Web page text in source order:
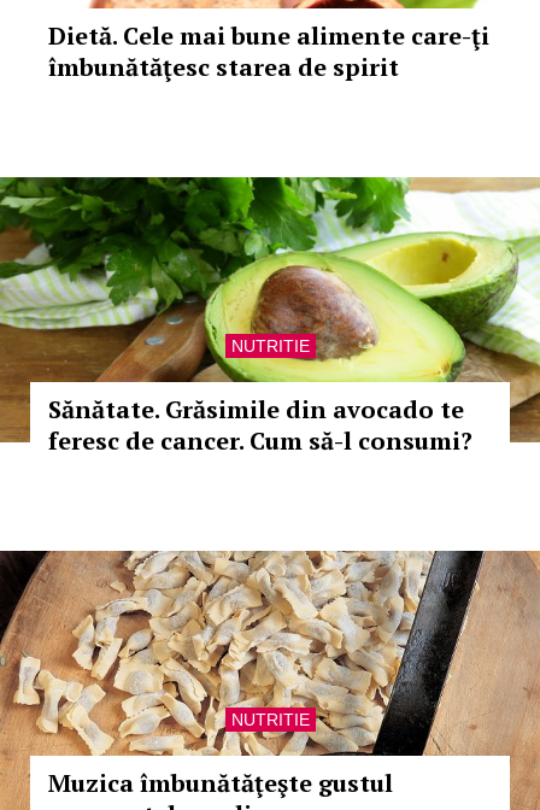
Dietă. Cele mai bune alimente care-ţi
îmbunătăţesc starea de spirit
NUTRITIE
Sănătate. Grăsimile din avocado te
feresc de cancer. Cum să-l consumi?
NUTRITIE
Muzica îmbunătăţeşte gustul